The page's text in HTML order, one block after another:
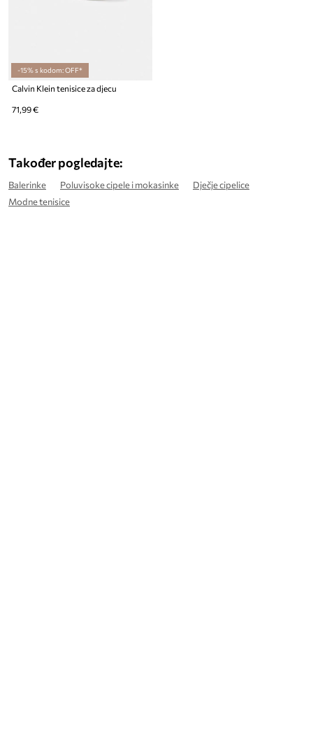
-15% s kodom: OFF*
Calvin Klein tenisice za djecu
71,99 €
Također pogledajte:
Balerinke Poluvisoke cipele i mokasinke
Dječje cipelice
Modne tenisice